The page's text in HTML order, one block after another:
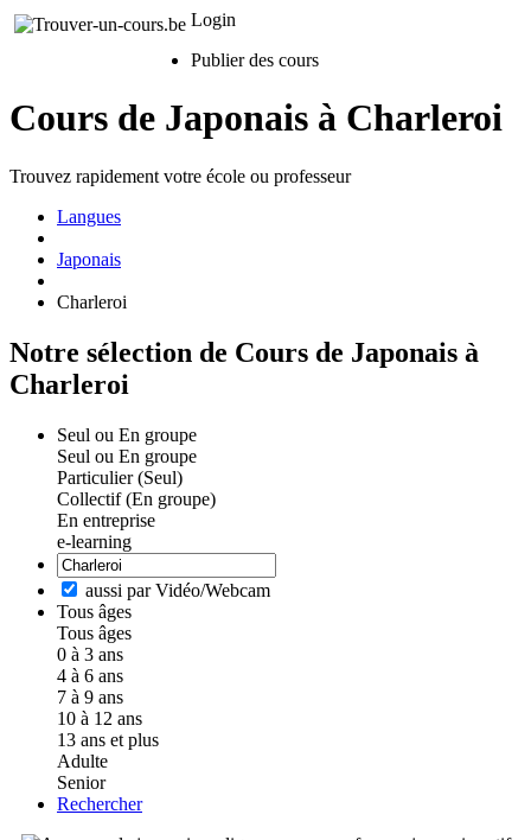
Login
Publier des cours
Cours de Japonais à Charleroi
Trouvez rapidement votre école ou professeur
Langues
Japonais
Charleroi
Notre sélection de Cours de Japonais à
Charleroi
Seul ou En groupe
Seul ou En groupe
Particulier (Seul)
Collectif (En groupe)
En entreprise
e-learning
aussi par Vidéo/Webcam
Tous âges
Tous âges
0 à 3 ans
4 à 6 ans
7 à 9 ans
10 à 12 ans
13 ans et plus
Adulte
Senior
Rechercher